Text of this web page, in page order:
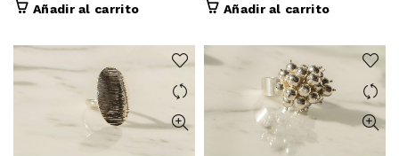
Añadir al carrito Añadir al carrito